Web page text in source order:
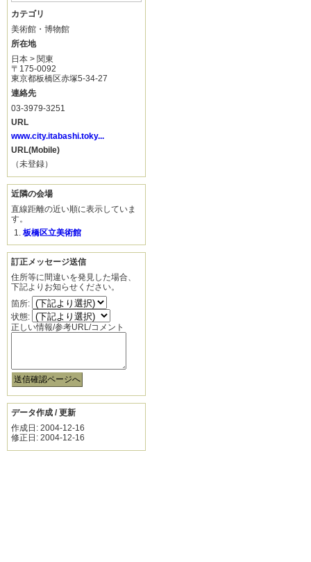
カテゴリ
美術館・博物館
所在地
日本 > 関東
〒175-0092
東京都板橋区赤塚5-34-27
連絡先
03-3979-3251
URL
www.city.itabashi.toky...
URL(Mobile)
（未登録）
近隣の会場
直線距離の近い順に表示していま
す。
板橋区立美術館
訂正メッセージ送信
住所等に間違いを発見した場合、
下記よりお知らせください。
箇所:
状態:
正しい情報/参考URL/コメント
データ作成 / 更新
作成日: 2004-12-16
修正日: 2004-12-16